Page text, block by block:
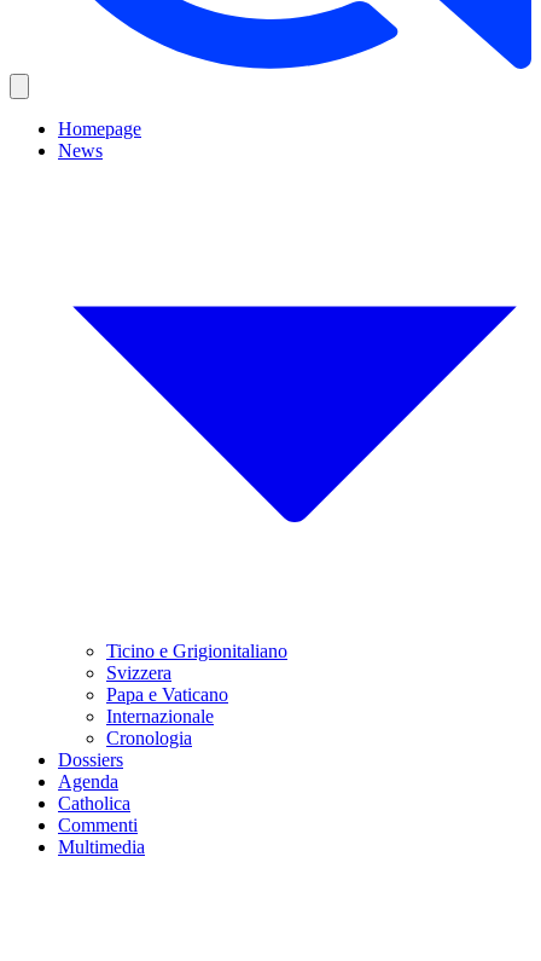
Homepage
News
Ticino e Grigionitaliano
Svizzera
Papa e Vaticano
Internazionale
Cronologia
Dossiers
Agenda
Catholica
Commenti
Multimedia